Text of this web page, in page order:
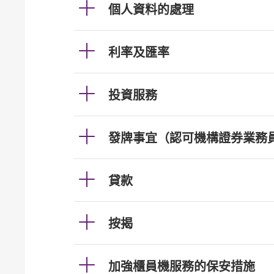
個人資料的處理
利率及匯率
投資服務
發牌事宜（認可機構證券業務
貸款
按揭
加強櫃員機服務的保安措施